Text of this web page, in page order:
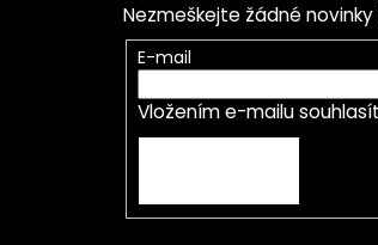
Nezmeškejte žádné
E-mail
Vložením e-mailu